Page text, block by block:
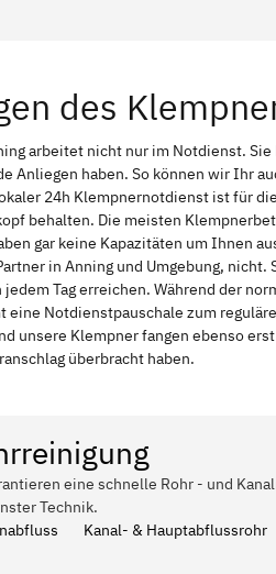
des
arbeitet nicht nur im Notdienst.
Anliegen haben. So können wir Ihr
24h Klempnernotdienst ist für
behalten. Die meisten
gar keine Kapazitäten um Ihnen
in Anning und Umgebung,
Tag erreichen. Während der
eine Notdienstpauschale zum
unsere Klempner fangen ebenso
überbracht haben.
eine schnelle Rohr - und
Technik.
Kanal- & Hauptabflussrohr